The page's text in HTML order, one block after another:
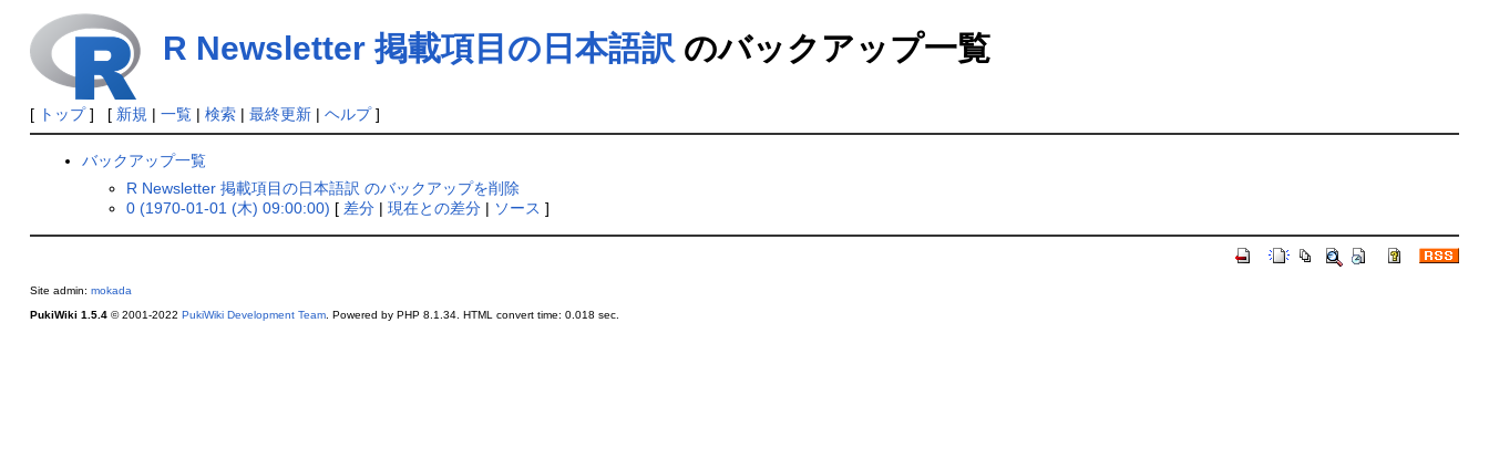
R Newsletter 掲載項目の日本語訳 のバックアップ一覧
[ トップ] [ 新規 | 一覧| 検索| 最終更新| ヘルプ]
バックアップ一覧
R Newsletter 掲載項目の日本語訳 のバックアップを削除
0 (1970-01-01 (木) 09:00:00) [ 差分 |現在との差分 | ソース ]
Site admin: mokada
PukiWiki 1.5.4© 2001-2022 PukiWiki Development Team. Powered by PHP 8.1.34. HTML convert time: 0.018 sec.